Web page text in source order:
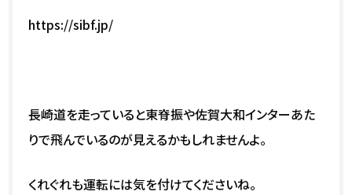
https://sibf.jp/
長崎道を走っていると東脊振や佐賀大和インターあた
りで飛んでいるのが見えるかもしれませんよ。
くれぐれも運転には気を付けてくださいね。